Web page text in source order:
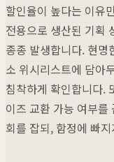
할인율이 높다는 이유
전용으로 생산된 기획
종종 발생합니다. 현명
소 위시리스트에 담아
침착하게 확인합니다.
이즈 교환 가능 여부를
회를 잡되, 함정에 빠